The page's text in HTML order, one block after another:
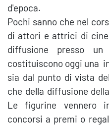
d'epoca.
Pochi sanno che nel
di attori e attrici di
diffusione presso un
costituiscono oggi una
sia dal punto di vista
che della diffusione
Le figurine vennero
concorsi a premi o